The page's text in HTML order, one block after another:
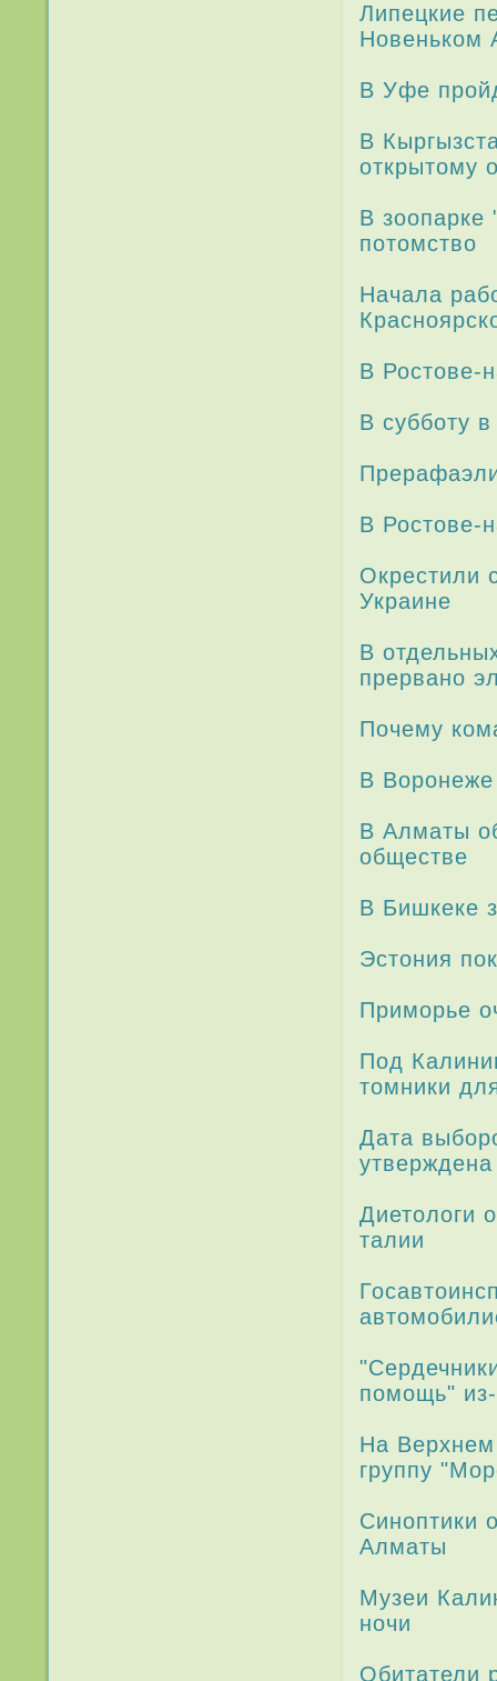
Липецкие
Новеньком
В Уфе
В
открытому
В зоопарке
потомство
Начала
В Ростове-
В субботу
В Ростове-
Окрестили
Украине
В
прервано
Почему
В
В Алматы
обществе
В Бишкеке
Эстония
При­морье
Под
томники
Дата
утверждена
Диетологи
талии
помощь"
На Верхнем
группу
Синоптики
Алматы
Музеи
ночи
Обитатели